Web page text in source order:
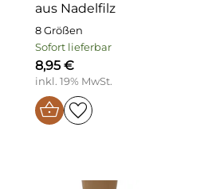
aus Nadelfilz
8 Größen
Sofort lieferbar
8,95 €
inkl. 19% MwSt.